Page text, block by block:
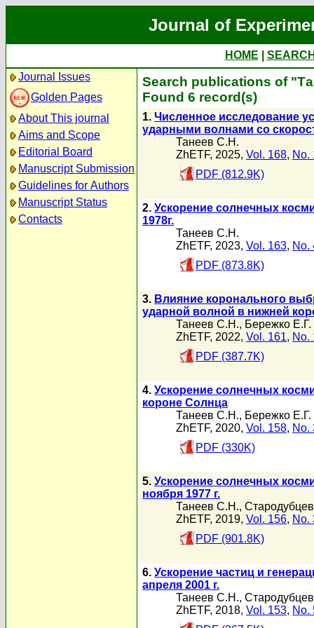
Journal of
HOME
Journal Issues
Golden Pages
About This journal
Aims and Scope
Editorial Board
Manuscript Submission
Guidelines for Authors
Manuscript Status
Contacts
Search publications of
Found 6 record(s)
1. Численное исследование
ударными волнами со
Танеев С.Н.
ZhETF, 2025, Vol. 168, No.
PDF (812.9K)
2. Ускорение солнечных
1978г.
Танеев С.Н.
ZhETF, 2023, Vol. 163, No.
PDF (873.8K)
3. Влияние коронального
ударной волной в нижней
Танеев С.Н., Бережко Е.Г.
ZhETF, 2022, Vol. 161, No.
PDF (387.7K)
4. Ускорение солнечных
короне Солнца
Танеев С.Н., Бережко Е.Г.
ZhETF, 2020, Vol. 158, No.
PDF (330K)
5. Ускорение солнечных
ноября 1977 г.
Танеев С.Н.,
ZhETF, 2019, Vol. 156, No.
PDF (901.8K)
6. Ускорение частиц и
апреля 2001 г.
Танеев С.Н.,
ZhETF, 2018, Vol. 153, No.